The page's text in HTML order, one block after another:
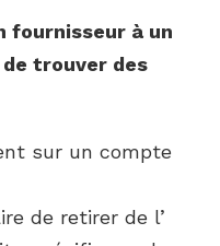
fournisseur à un
trouver des
sur un compte
de retirer de l’